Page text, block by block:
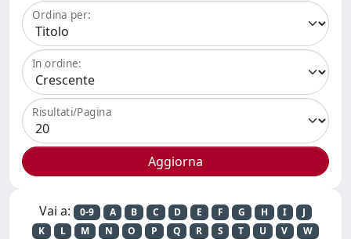
Ordina per:
In ordine:
Risultati/Pagina
Vai a: 0-9 A B C D E F G H I
J
K
L M N O P Q R S T U V
W